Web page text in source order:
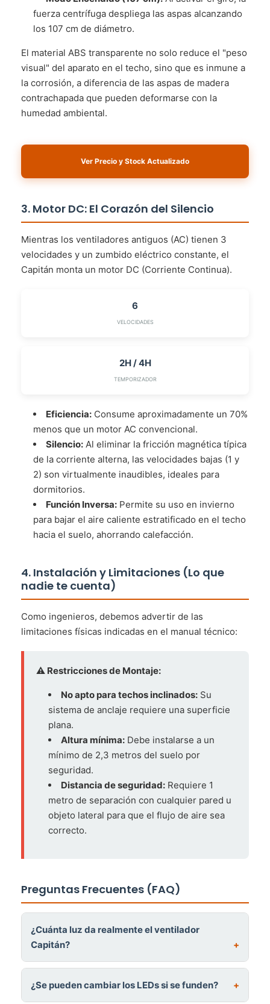
fuerza centrífuga despliega las aspas alcanzando
los 107 cm de diámetro.
El material ABS transparente no solo reduce el "peso
visual" del aparato en el techo, sino que es inmune a
la corrosión, a diferencia de las aspas de madera
contrachapada que pueden deformarse con la
humedad ambiental.
Ver Precio y Stock Actualizado
3. Motor DC: El Corazón del Silencio
Mientras los ventiladores antiguos (AC) tienen 3
velocidades y un zumbido eléctrico constante, el
Capitán monta un motor DC (Corriente Continua).
6
VELOCIDADES
2H / 4H
TEMPORIZADOR
Eficiencia: Consume aproximadamente un 70%
menos que un motor AC convencional.
Silencio: Al eliminar la fricción magnética típica
de la corriente alterna, las velocidades bajas (1 y
2) son virtualmente inaudibles, ideales para
dormitorios.
Función Inversa: Permite su uso en invierno
para bajar el aire caliente estratificado en el techo
hacia el suelo, ahorrando calefacción.
4. Instalación y Limitaciones (Lo que
nadie te cuenta)
Como ingenieros, debemos advertir de las
limitaciones físicas indicadas en el manual técnico:
⚠️ Restricciones de Montaje:
No apto para techos inclinados: Su
sistema de anclaje requiere una superficie
plana.
Altura mínima: Debe instalarse a un
mínimo de 2,3 metros del suelo por
seguridad.
Distancia de seguridad: Requiere 1
metro de separación con cualquier pared u
objeto lateral para que el flujo de aire sea
correcto.
Preguntas Frecuentes (FAQ)
¿Cuánta luz da realmente el ventilador
Capitán?
¿Se pueden cambiar los LEDs si se funden?